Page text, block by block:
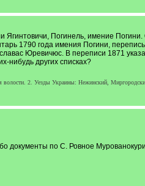
Погинель, имение
1790 года имения Погини,
Юревичюс. В переписи 1871
нибудь других списках?
волости. 2. Уезды Украины: Нежинский,
документы по С. Ровное